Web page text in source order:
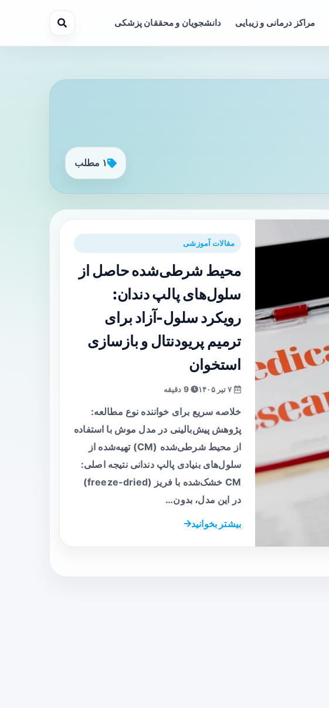
مراکز درمانی و زیبایی دانشجویان و محققان پزشکی
۱ مطلب
مقالات آموزشی
محیط شرطی‌شده حاصل از
سلول‌های پالپ دندان:
رویکرد سلول‌-آزاد برای
ترمیم پریودنتال و بازسازی
استخوان
9 دقیقه
خلاصه سریع برای خواننده نوع مطالعه:
پژوهش پیش‌بالینی در مدل موش با استفاده
از محیط شرطی‌شده (CM) تهیه‌شده از
سلول‌های بنیادی پالپ دندانی نتیجه اصلی:
CM خشک‌شده با فریز (freeze-dried)
در این مدل، بدون…
بیشتر بخوانید